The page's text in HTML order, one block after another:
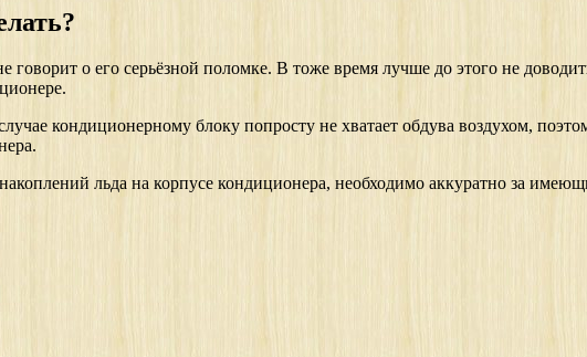
о его серьёзной поломке. В тоже время лучше до этого не
кондиционерному блоку попросту не хватает обдува воздухом,
льда на корпусе кондиционера, необходимо аккуратно за